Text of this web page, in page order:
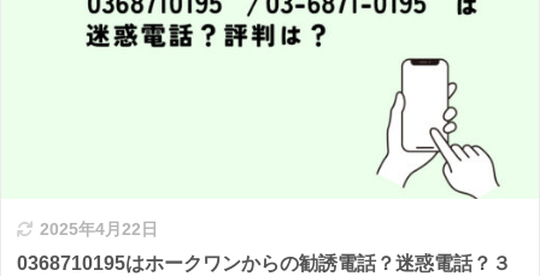
2025年4月22日
0368710195はホークワンからの勧誘電話？迷惑電話？３